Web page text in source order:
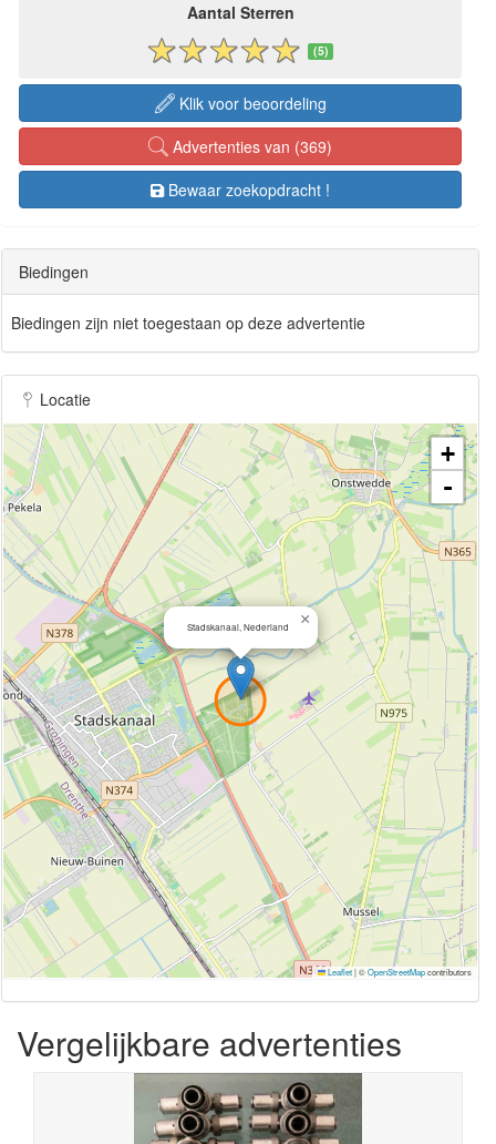
Aantal Sterren
(5)
Klik voor beoordeling
Advertenties van (369)
Bewaar zoekopdracht !
Biedingen
Biedingen zijn niet toegestaan op deze advertentie
Locatie
Stadskanaal, Nederland ×
+
-
Leaflet|©OpenStreetMapcontributors
Vergelijkbare advertenties